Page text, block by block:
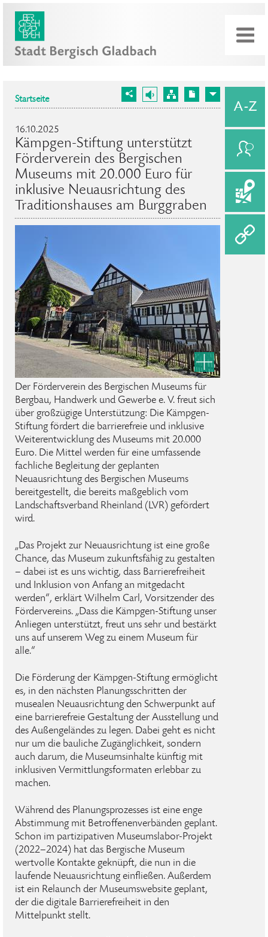
Startseite
16.10.2025
Kämpgen-Stiftung unterstützt
Förderverein des Bergischen
Museums mit 20.000 Euro für
inklusive Neuausrichtung des
Traditionshauses am Burggraben
Der Förderverein des Bergischen Museums für
Bergbau, Handwerk und Gewerbe e. V. freut sich
über großzügige Unterstützung: Die Kämpgen-
Stiftung fördert die barrierefreie und inklusive
Weiterentwicklung des Museums mit 20.000
Euro. Die Mittel werden für eine umfassende
fachliche Begleitung der geplanten
Neuausrichtung des Bergischen Museums
bereitgestellt, die bereits maßgeblich vom
Landschaftsverband Rheinland (LVR) gefördert
wird.
„Das Projekt zur Neuausrichtung ist eine große
Chance, das Museum zukunftsfähig zu gestalten
– dabei ist es uns wichtig, dass Barrierefreiheit
und Inklusion von Anfang an mitgedacht
werden“, erklärt Wilhelm Carl, Vorsitzender des
Fördervereins. „Dass die Kämpgen-Stiftung unser
Anliegen unterstützt, freut uns sehr und bestärkt
uns auf unserem Weg zu einem Museum für
alle.“
Die Förderung der Kämpgen-Stiftung ermöglicht
es, in den nächsten Planungsschritten der
musealen Neuausrichtung den Schwerpunkt auf
eine barrierefreie Gestaltung der Ausstellung und
des Außengeländes zu legen. Dabei geht es nicht
nur um die bauliche Zugänglichkeit, sondern
auch darum, die Museumsinhalte künftig mit
inklusiven Vermittlungsformaten erlebbar zu
machen.
Während des Planungsprozesses ist eine enge
Abstimmung mit Betroffenenverbänden geplant.
Schon im partizipativen Museumslabor-Projekt
(2022–2024) hat das Bergische Museum
wertvolle Kontakte geknüpft, die nun in die
laufende Neuausrichtung einfließen. Außerdem
ist ein Relaunch der Museumswebsite geplant,
der die digitale Barrierefreiheit in den
Mittelpunkt stellt.